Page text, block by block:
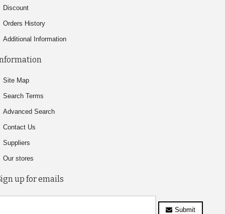
Discount
Orders History
Additional Information
Site Map
Search Terms
Advanced Search
Contact Us
Suppliers
Our stores
up for emails
Submit